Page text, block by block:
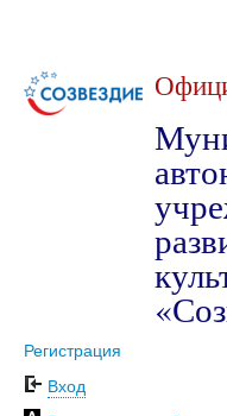
Регистрация
Вход